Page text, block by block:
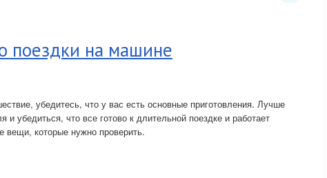
поездки на машине
убедитесь, что у вас есть основные приготовления. Лучше
и убедиться, что все готово к длительной поездке и работает
которые нужно проверить.